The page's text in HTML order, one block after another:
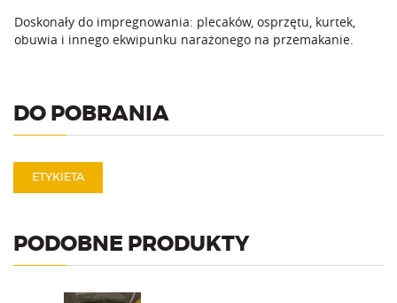
Doskonały do impregnowania: plecaków, osprzętu, kurtek,
obuwia i innego ekwipunku narażonego na przemakanie.
DO POBRANIA
ETYKIETA
PODOBNE PRODUKTY